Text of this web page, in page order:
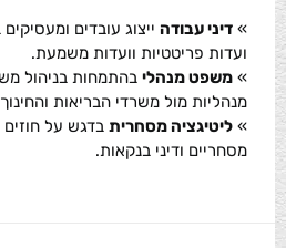
» דיני עבודה ייצוג עובדים
ועדות פריטטיות וועדות משמעת.
» משפט מנהלי בהתמחות בניהול
מנהליות מול משרדי הבריאות
» ליטיגציה מסחרית בדגש על חוזים
מסחריים ודיני בנקאות.